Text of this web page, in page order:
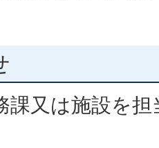
課又は施設を